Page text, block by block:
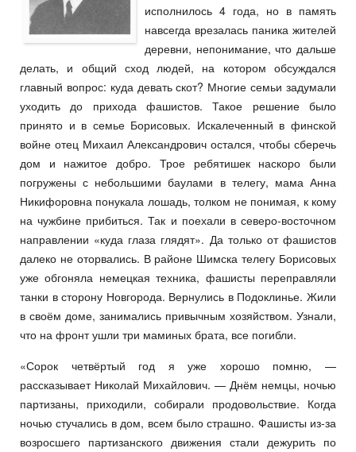
исполнилось 4 года, но в память
навсегда врезалась паника жителей
деревни, непонимание, что дальше
делать, и общий сход людей, на котором обсуждался
главный вопрос: куда девать скот? Многие семьи задумали
уходить до прихода фашистов. Такое решение было
принято и в семье Борисовых. Искалеченный в финской
войне отец Михаил Александрович остался, чтобы сберечь
дом и нажитое добро. Трое ребятишек наскоро были
погружены с небольшими баулами в телегу, мама Анна
Никифоровна понукала лошадь, толком не понимая, к кому
на чужбине прибиться. Так и поехали в северо-восточном
направлении «куда глаза глядят». Да только от фашистов
далеко не оторвались. В районе Шимска телегу Борисовых
уже обгоняла немецкая техника, фашисты переправляли
танки в сторону Новгорода. Вернулись в Подоклинье. Жили
в своём доме, занимались привычным хозяйством. Узнали,
что на фронт ушли три маминых брата, все погибли.
«Сорок четвёртый год я уже хорошо помню, —
рассказывает Николай Михайлович. — Днём немцы, ночью
партизаны, приходили, собирали продовольствие. Когда
ночью стучались в дом, всем было страшно. Фашисты из-за
возросшего партизанского движения стали дежурить по